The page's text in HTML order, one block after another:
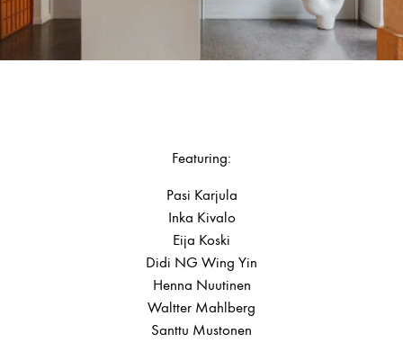
Featuring:
Pasi Karjula
Inka Kivalo
Eija Koski
Didi NG Wing Yin
Henna Nuutinen
Waltter Mahlberg
Santtu Mustonen